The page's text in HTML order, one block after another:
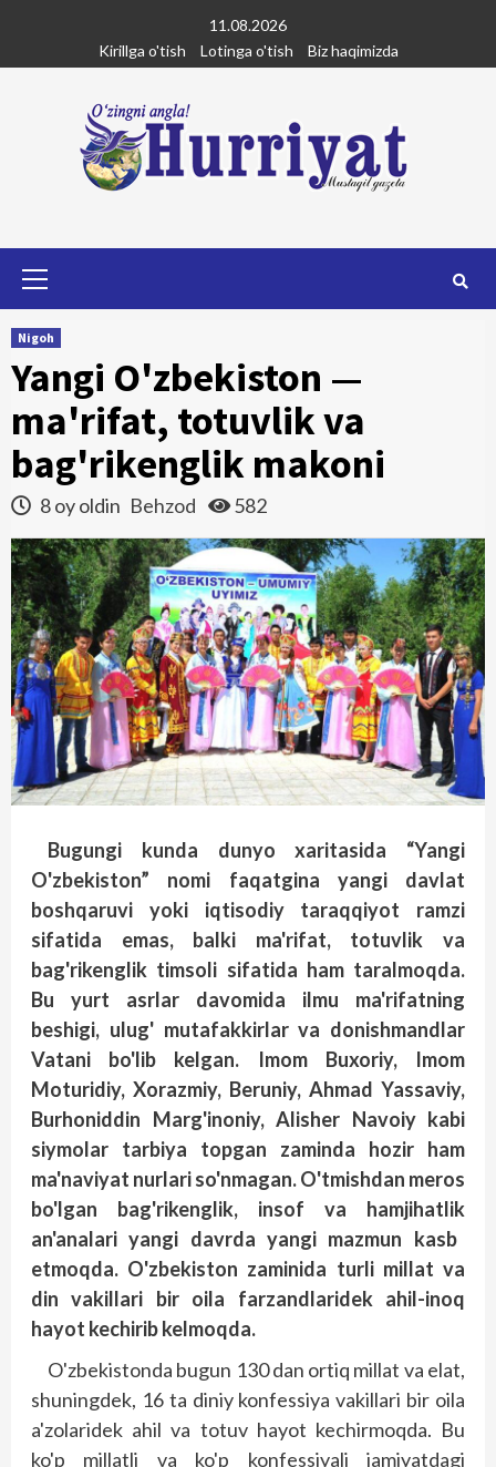
content
11.08.2026
Kirillga o'tish
Lotinga o'tish Biz haqimizda
Nigoh
Yangi O'zbekiston —
ma'rifat, totuvlik va
bag'rikenglik makoni
8 oy oldin Behzod 582
Bugungi kunda dunyo xaritasida “Yangi
O'zbekiston” nomi faqatgina yangi davlat
boshqaruvi yoki iqtisodiy taraqqiyot ramzi
sifatida emas, balki ma'rifat, totuvlik va
bag'rikenglik timsoli sifatida hamtaralmoqda.
Bu yurt asrlar davomida ilmu ma'rifatning
beshigi, ulug' mutafakkirlar va donishmandlar
Vatani bo'lib kelgan. Imom Buxoriy, Imom
Moturidiy, Xorazmiy, Beruniy, Ahmad Yassaviy,
Burhoniddin Marg'inoniy, Alisher Navoiy kabi
siymolar tarbiya topgan zaminda hozir ham
ma'naviyat nurlari so'nmagan. O'tmishdan meros
bo'lgan bag'rikenglik, insof va hamjihatlik
an'analari yangi davrda yangi mazmun kasb
etmoqda. O'zbekiston zaminida turli millat va
din vakillari bir oila farzandlaridek ahil-inoq
hayot kechirib kelmoqda.
O'zbekistonda bugun 130 dan ortiq millat va elat,
shuningdek, 16 ta diniy konfessiya vakillari bir oila
a'zolaridek ahil va totuv hayot kechirmoqda. Bu
ko'p millatli va ko'p konfessiyali jamiyatdagi